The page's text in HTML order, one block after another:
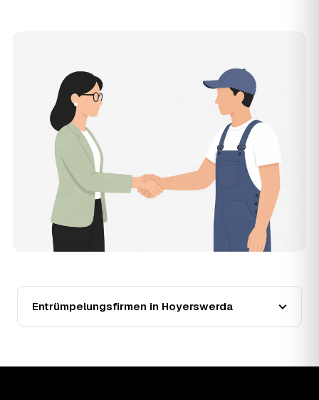
fachgerechte Entsorgung ab — auf Wunsch inklusive
besenreiner Übergabe. Es gibt keine versteckten
Zusatzkosten: Was vereinbart ist, gilt. Anrechenbare
Wertgegenstände senken den Endpreis zusätzlich.
Was kostet die Anfrage über AWL Zentrum?
Die Anfrage ist kostenlos und unverbindlich. AWL
Zentrum ist Vermittler: Sie schildern einmal, was raus
muss, und erhalten mehrere Festpreis-Angebote geprüfter
Entrümpler aus Hoyerswerda zum Vergleichen. Bezahlt
wird nur der Entrümpler, den Sie selbst auswählen.
Was kostet die Entrümpelung einer normalen
Wohnung in Hoyerswerda?
Für eine durchschnittliche Wohnung mit rund 65 m² liegen
entspricht im Schnitt rund 31,0 € je Quadratmeter.
Zugänglichkeit (Etage, Aufzug), Menge und Sperrmüllanteil
verschieben den Preis nach oben oder unten — den
genauen Festpreis nennt Ihnen der Entrümpler nach
Entrümpelungsfirmen in Hoyerswerda